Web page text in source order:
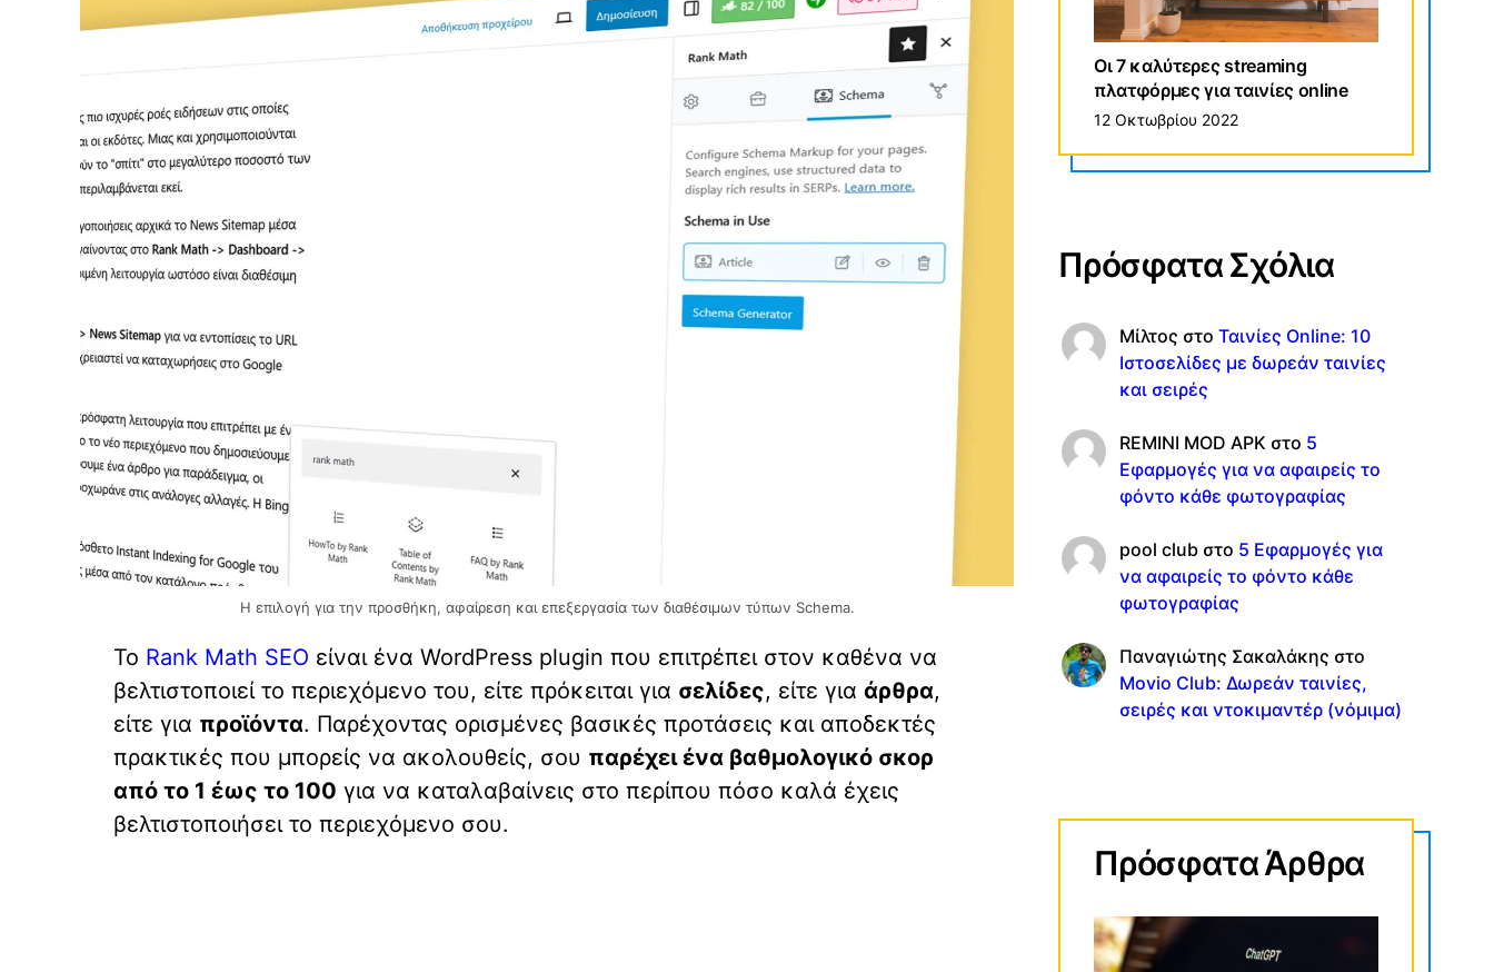
Η επιλογή για την προσθήκη, αφαίρεση και επεξεργασία των διαθέσιμων τύπων Schema.
Το Rank Math SEO είναι ένα WordPress plugin που επιτρέπει στον καθένα να
βελτιστοποιεί το περιεχόμενο του, είτε πρόκειται για σελίδες, είτε για άρθρα,
είτε για προϊόντα. Παρέχοντας ορισμένες βασικές προτάσεις και αποδεκτές
πρακτικές που μπορείς να ακολουθείς, σου παρέχει ένα βαθμολογικό σκορ
από το 1 έως το 100 για να καταλαβαίνεις στο περίπου πόσο καλά έχεις
βελτιστοποιήσει το περιεχόμενο σου.
Οι 7 καλύτερες streaming
πλατφόρμες για ταινίες online
12 Οκτωβρίου 2022
Πρόσφατα Σχόλια
Μίλτος στο Ταινίες Online: 10
Ιστοσελίδες με δωρεάν ταινίες
και σειρές
REMINI MOD APK στο 5
Εφαρμογές για να αφαιρείς το
φόντο κάθε φωτογραφίας
pool club στο 5 Εφαρμογές για
να αφαιρείς το φόντο κάθε
φωτογραφίας
Παναγιώτης Σακαλάκης στο
Movio Club: Δωρεάν ταινίες,
σειρές και ντοκιμαντέρ (νόμιμα)
Πρόσφατα Άρθρα